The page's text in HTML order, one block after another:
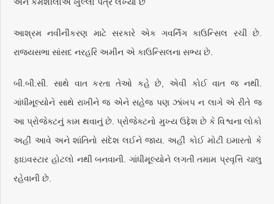
આશ્રમ નવીનીકરણ માટે સરકારે એક ગવર્નિંગ કાઉન્સિલ રચી છે.
રાજ્યસભા સાંસદ નરહરિ અમીન એ કાઉન્સિલના સભ્ય છે.
બી.બી.સી. સાથે વાત કરતા તેઓ કહે છે, એવી કોઈ વાત જ નથી.
ગાંધીમૂલ્યોને સાથે રાખીને જ એને સહેજ પણ ઝાંખપ ન લાગે એ રીતે જ
આ પ્રોજેક્ટનું કામ થવાનું છે. પ્રોજેક્ટનો મુખ્ય ઉદ્દેશ છે કે વિશ્વના લોકો
અહીં આવે અને શાંતિનો સંદેશ લઈને જાય. અહીં કોઈ મોટી ઇમારતો કે
ફાઇવસ્ટાર હોટલો નથી બનવાની. ગાંધીમૂલ્યોને લગતી તમામ પ્રવૃત્તિ ચાલુ
રહેવાની છે.